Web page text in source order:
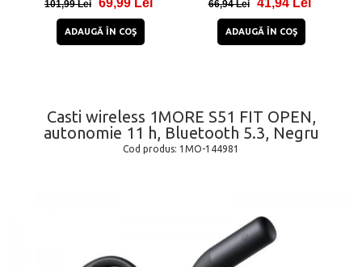
101,99 Lei 69,99 Lei
ADAUGĂ ÎN COŞ
66,94 Lei 41,94 Lei
ADAUGĂ ÎN COŞ
Casti wireless 1MORE S51 FIT OPEN,
autonomie 11 h, Bluetooth 5.3, Negru
Cod produs: 1MO-144981